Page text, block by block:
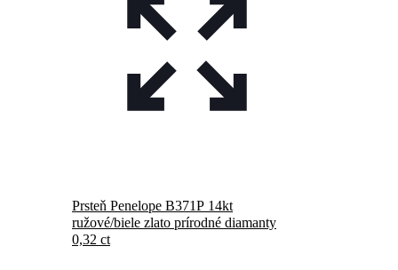
Prsteň Penelope B371P 14kt
ružové/biele zlato prírodné diamanty
0,32 ct